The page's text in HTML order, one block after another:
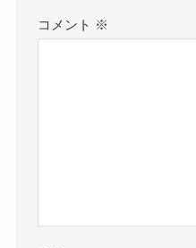
コメント ※